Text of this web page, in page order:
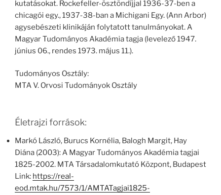
kutatásokat. Rockefeller-ösztöndíjjal 1936-37-ben a
chicagói egy., 1937-38-ban a Michigani Egy. (Ann Arbor)
agysebészeti klinikáján folytatott tanulmányokat. A
Magyar Tudományos Akadémia tagja (levelező 1947.
június 06., rendes 1973. május 11.).
Tudományos Osztály:
MTA V. Orvosi Tudományok Osztály
Életrajzi források:
Markó László, Burucs Kornélia, Balogh Margit, Hay
Diána (2003): A Magyar Tudományos Akadémia tagjai
1825-2002. MTA Társadalomkutató Központ, Budapest
Link: https://real-
eod.mtak.hu/7573/1/AMTATagjai1825-